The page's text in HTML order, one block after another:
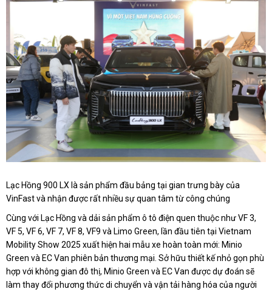
Lạc Hồng 900 LX là sản phẩm đầu bảng tại gian trưng bày của
VinFast và nhận được rất nhiều sự quan tâm từ công chúng
Cùng với Lạc Hồng và dải sản phẩm ô tô điện quen thuộc như VF 3,
VF 5, VF 6, VF 7, VF 8, VF9 và Limo Green, lần đầu tiên tại Vietnam
Mobility Show 2025 xuất hiện hai mẫu xe hoàn toàn mới: Minio
Green và EC Van phiên bản thương mại. Sở hữu thiết kế nhỏ gọn phù
hợp với không gian đô thị, Minio Green và EC Van được dự đoán sẽ
làm thay đổi phương thức di chuyển và vận tải hàng hóa của người